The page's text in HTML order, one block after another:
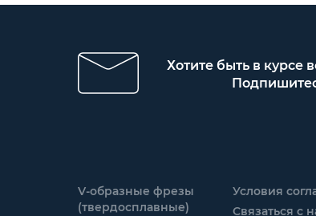
Хотите быть в курсе
V-образные фрезы
(твердосплавные)
Условия
Связаться с